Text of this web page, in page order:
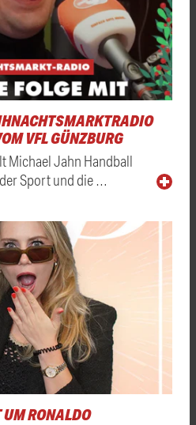
VFL GÜNZBURG
Michael Jahn Handball
Sport und die …
RONALDO